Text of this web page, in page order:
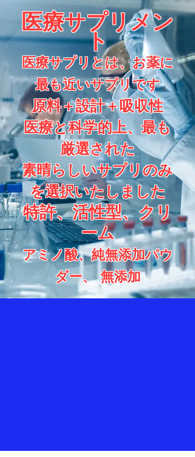
医療サプリメン
ト
医療サプリとは、お薬に
最も近い​サプリです
原料＋設計＋吸収性
医療と科学的上、最も
厳選された
素晴らしいサプリのみ
を選択いたしました
特許、活性型、クリ
ーム
アミノ酸、純無添加パウ
ダー、 無添加